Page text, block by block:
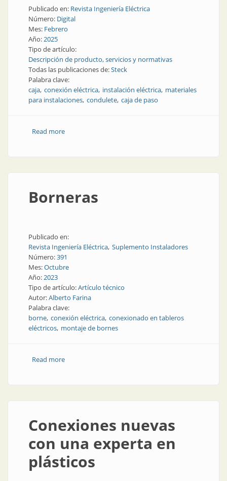
Publicado en: Revista Ingeniería Eléctrica
Número: Digital
Mes: Febrero
Año:2025
Tipo de artículo:
Descripción de producto, servicios y normativas
Todas las publicaciones de:Steck
Palabra clave:
caja conexión eléctrica instalación eléctrica materiales
para instalaciones condulete caja de paso
Read moreabout Sistema múltiplo para tuberías eléctricas
Borneras
Publicado en:
Revista Ingeniería Eléctrica Suplemento Instaladores
Número:391
Mes:Octubre
Año:2023
Tipo de artículo:Artículo técnico
Autor:Alberto Farina
Palabra clave:
borne conexión eléctrica conexionado en tableros
eléctricos montaje de bornes
Read moreabout Borneras
Conexiones nuevas
con una experta en
plásticos